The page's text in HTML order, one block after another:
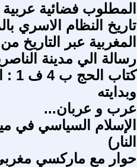
المطلوب فضائية
تاريخ النظام الاسري
المغربية عبر التاريخ من 1957 الى 2004-
رسالة الي مدينة
وبدايته
عرب و عربان...
النار)
حوار مع ماركسي